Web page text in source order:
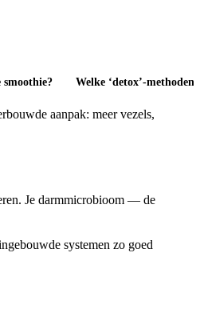
Welke ‘detox’-methoden
aanpak: meer vezels,
Je darmmicrobioom — de
systemen zo goed